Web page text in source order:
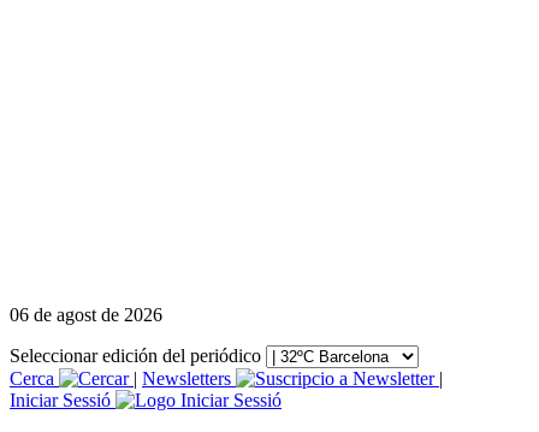
06 de agost de 2026
Seleccionar edición del periódico
Cerca
| Newsletters
|
Iniciar Sessió